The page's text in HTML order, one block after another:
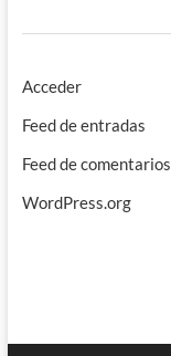
Acceder
Feed de entradas
Feed de comentarios
WordPress.org